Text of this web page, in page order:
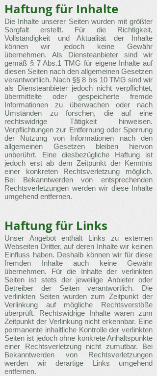
Haftung für Inhalte
Die Inhalte unserer Seiten wurden mit größter
Sorgfalt erstellt. Für die Richtigkeit,
Vollständigkeit und Aktualität der Inhalte
können wir jedoch keine Gewähr
übernehmen. Als Diensteanbieter sind wir
gemäß § 7 Abs.1 TMG für eigene Inhalte auf
diesen Seiten nach den allgemeinen Gesetzen
verantwortlich. Nach §§ 8 bis 10 TMG sind wir
als Diensteanbieter jedoch nicht verpflichtet,
übermittelte oder gespeicherte fremde
Informationen zu überwachen oder nach
Umständen zu forschen, die auf eine
rechtswidrige Tätigkeit hinweisen.
Verpflichtungen zur Entfernung oder Sperrung
der Nutzung von Informationen nach den
allgemeinen Gesetzen bleiben hiervon
unberührt. Eine diesbezügliche Haftung ist
jedoch erst ab dem Zeitpunkt der Kenntnis
einer konkreten Rechtsverletzung möglich.
Bei Bekanntwerden von entsprechenden
Rechtsverletzungen werden wir diese Inhalte
umgehend entfernen.
Haftung für Links
Unser Angebot enthält Links zu externen
Webseiten Dritter, auf deren Inhalte wir keinen
Einfluss haben. Deshalb können wir für diese
fremden Inhalte auch keine Gewähr
übernehmen. Für die Inhalte der verlinkten
Seiten ist stets der jeweilige Anbieter oder
Betreiber der Seiten verantwortlich. Die
verlinkten Seiten wurden zum Zeitpunkt der
Verlinkung auf mögliche Rechtsverstöße
überprüft. Rechtswidrige Inhalte waren zum
Zeitpunkt der Verlinkung nicht erkennbar. Eine
permanente inhaltliche Kontrolle der verlinkten
Seiten ist jedoch ohne konkrete Anhaltspunkte
einer Rechtsverletzung nicht zumutbar. Bei
Bekanntwerden von Rechtsverletzungen
werden wir derartige Links umgehend
entfernen.